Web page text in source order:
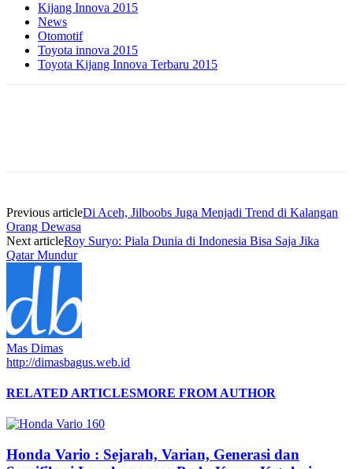
Kijang Innova 2015
News
Otomotif
Toyota innova 2015
Toyota Kijang Innova Terbaru 2015
Previous articleDi Aceh, Jilboobs Juga Menjadi Trend di Kalangan
Orang Dewasa
Next articleRoy Suryo: Piala Dunia di Indonesia Bisa Saja Jika
Qatar Mundur
Mas Dimas
http://dimasbagus.web.id
RELATED ARTICLESMORE FROM AUTHOR
Honda Vario : Sejarah, Varian, Generasi dan